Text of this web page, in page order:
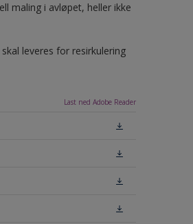
maling i avløpet, heller ikke
leveres for resirkulering
Last ned Adobe Reader